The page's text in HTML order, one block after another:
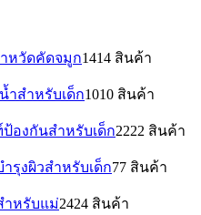
าหวัดคัดจมูก1414 สินค้า
ำสำหรับเด็ก1010 สินค้า
ป้องกันสำหรับเด็ก2222 สินค้า
รุงผิวสำหรับเด็ก77 สินค้า
ำหรับแม่2424 สินค้า